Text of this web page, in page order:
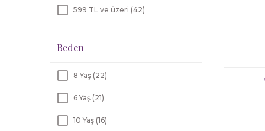
599 TL ve üzeri (42)
Beden
8 Yaş (22)
6 Yaş (21)
10 Yaş (16)